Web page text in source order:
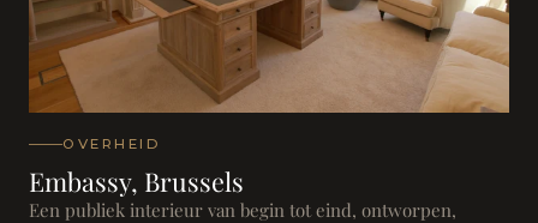
OVERHEID
Embassy, Brussels
Een publiek interieur van begin tot eind, ontworpen,